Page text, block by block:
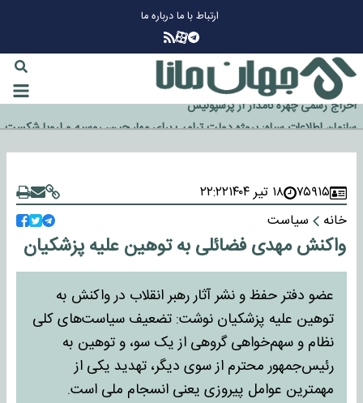
ارتباط با مادرباره ما
گزینه جدایی اوسمار روی میز مدیران پرسپولیس
آیا رئیس جمهور آمریکا قانون را دور می‌زند؟
اخراج رسمی چهره نامدار از پرسپولیس
سازمان اطلاعات سپاه: پروژه دولت ترامپ برای مهار چین، روسیه و اروپا شکست
خورد
۷۵۹۱۵ ۱۸ تیر ۱۴۰۴
۲۲:۲۲
خانه
سیاست
واکنش مهدی فضائلی به توهین علیه پزشکیان
عضو دفتر حفظ و نشر آثار رهبر انقلاب در واکنش به
توهین علیه پزشکیان نوشت: تضعیف سیاست‌های کلی
نظام و سهم‌خواهی گروهی از یک سو، و توهین به
رئیس‌جمهور محترم از سوی دیگر، تهدید یکی از
مهمترین عوامل پیروزی یعنی ‎انسجام ملی است.